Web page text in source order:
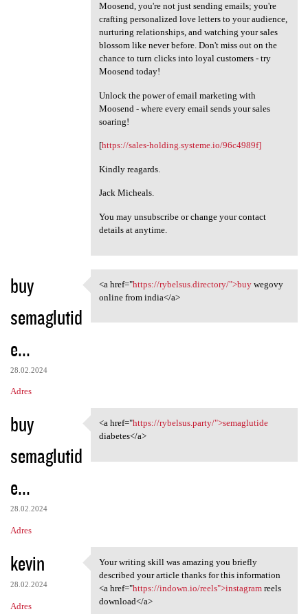
Moosend, you're not just sending emails; you're
crafting personalized love letters to your audience,
nurturing relationships, and watching your sales
blossom like never before. Don't miss out on the
chance to turn clicks into loyal customers - try
Moosend today!
Unlock the power of email marketing with
Moosend - where every email sends your sales
soaring!
[https://sales-holding.systeme.io/96c4989f]
Kindly reagards.
Jack Micheals.
You may unsubscribe or change your contact
details at anytime.
buy
semaglutid
e...
28.02.2024
Adres
<a href="https://rybelsus
<a href="https://rybelsus.directory/">buywegovy
online from india</a>
buy
semaglutid
e...
28.02.2024
Adres
<a href="https://rybelsus
<a href="https://rybelsus.party/">semaglutide
diabetes</a>
kevin
28.02.2024
Adres
Your writing skill was
Your writing skill was amazing you briefly
described your article thanks for this information
<a href="https://indown.io/reels">instagramreels
download</a>